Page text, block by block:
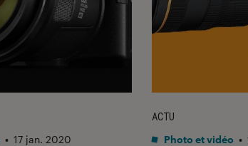
• 17 jan. 2020
ACTU
Photo et vidéo •